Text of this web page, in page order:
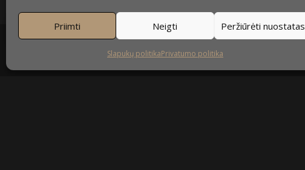
Priimti Neigti Peržiūrėti nuostatas
Slapukų politikaPrivatumo politika